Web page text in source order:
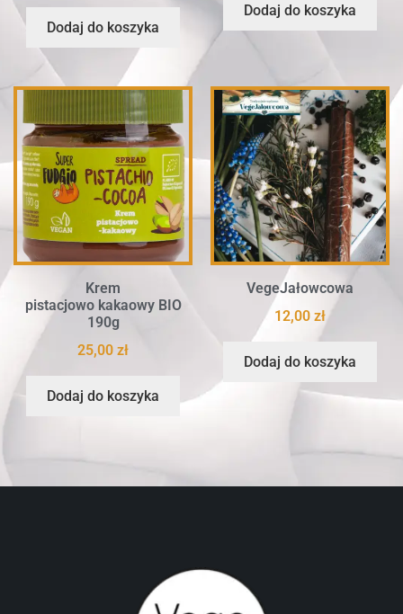
Dodaj do koszyka
Dodaj do koszyka
Krem
pistacjowo kakaowy BIO
190g
25,00 zł
Dodaj do koszyka
VegeJałowcowa
12,00 zł
Dodaj do koszyka